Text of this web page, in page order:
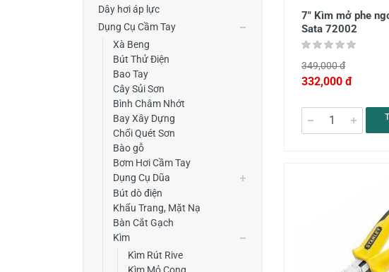
Dây hơi áp lực
Dụng Cụ Cầm Tay
Xà Beng
Bút Thử Điện
Bao Tay
Cây Sủi Sơn
Bình Châm Nhớt
Bay Xây Dựng
Chổi Quét Sơn
Bào gỗ
Bơm Hơi Cầm Tay
Dụng Cụ Dũa
Bút dò điện
Khẩu Trang, Mặt Nạ
Bàn Cắt Gạch
Kìm
Kìm Rút Rive
7" Kìm mở phe
Sata 72002
349,000 đ
332,000 đ